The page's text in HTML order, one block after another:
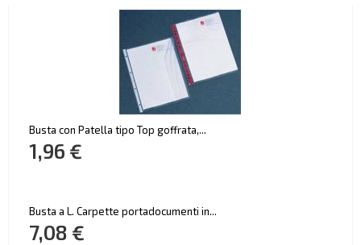
Busta con Patella tipo Top goffrata,...
1,96 €
Busta a L. Carpette portadocumenti in...
7,08 €